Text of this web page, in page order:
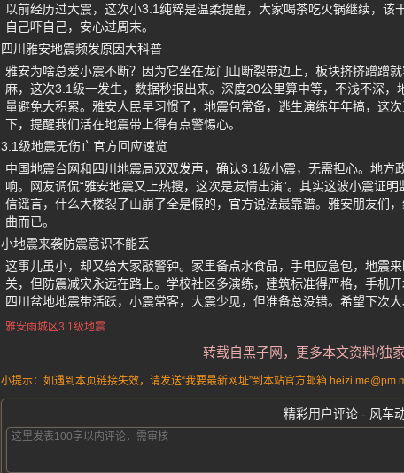
以前经历过大震，这次小3.1纯粹是温柔提醒，大家喝茶吃火锅继续，该
自己吓自己，安心过周末。
四川雅安地震频发原因大科普
雅安为啥总爱小震不断？因为它坐在龙门山断裂带边上，板块挤挤蹭蹭
麻，这次3.1级一发生，数据秒报出来。深度20公里算中等，不浅不深
量避免大积累。雅安人民早习惯了，地震包常备，逃生演练年年搞，这
下，提醒我们活在地震带上得有点警惕心。
3.1级地震无伤亡官方回应速览
中国地震台网和四川地震局双双发声，确认3.1级小震，无需担心。地
响。网友调侃“雅安地震又上热搜，这次是友情出演”。其实这波小震证
信谣言，什么大楼裂了山崩了全是假的，官方说法最靠谱。雅安朋友们
曲而已。
小地震来袭防震意识不能丢
这事儿虽小，却又给大家敲警钟。家里备点水食品，手电应急包，地震
关，但防震减灾永远在路上。学校社区多演练，建筑标准得严格，手机
四川盆地地震带活跃，小震常客，大震少见，但准备总没错。希望下次
雅安雨城区3.1级地震
转载自黑子网，更多本文资料/独
小提示：如遇到本页链接失效，请发送“我要最新网址”到本站官方邮箱
精彩用户评论 - 风车